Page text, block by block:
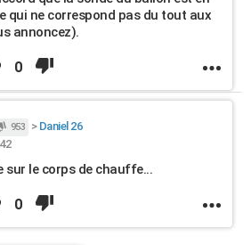
qui ne correspond pas du tout aux
annoncez).
0
953 > Daniel 26
sur le corps de chauffe...
0